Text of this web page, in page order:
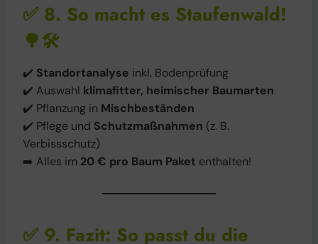
✅ 8. So macht es Staufenwald!
🌳🛠️
✔️ Standortanalyse inkl. Bodenprüfung
✔️ Auswahl klimafitter, heimischer Baumarten
✔️ Pflanzung in Mischbeständen
✔️ Pflege und Schutzmaßnahmen (z. B.
Verbissschutz)
➡️ Alles im 20 € pro Baum Paket enthalten!
✅ 9. Fazit: So passt du die